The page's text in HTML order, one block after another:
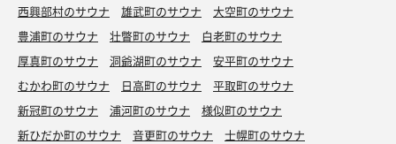
西興部村のサウナ
雄武町のサウナ
大空町のサウナ
豊浦町のサウナ
壮瞥町のサウナ
白老町のサウナ
厚真町のサウナ
洞爺湖町のサウナ
安平町のサウナ
むかわ町のサウナ
日高町のサウナ
平取町のサウナ
新冠町のサウナ
浦河町のサウナ
様似町のサウナ
新ひだか町のサウナ
音更町のサウナ
士幌町のサウナ